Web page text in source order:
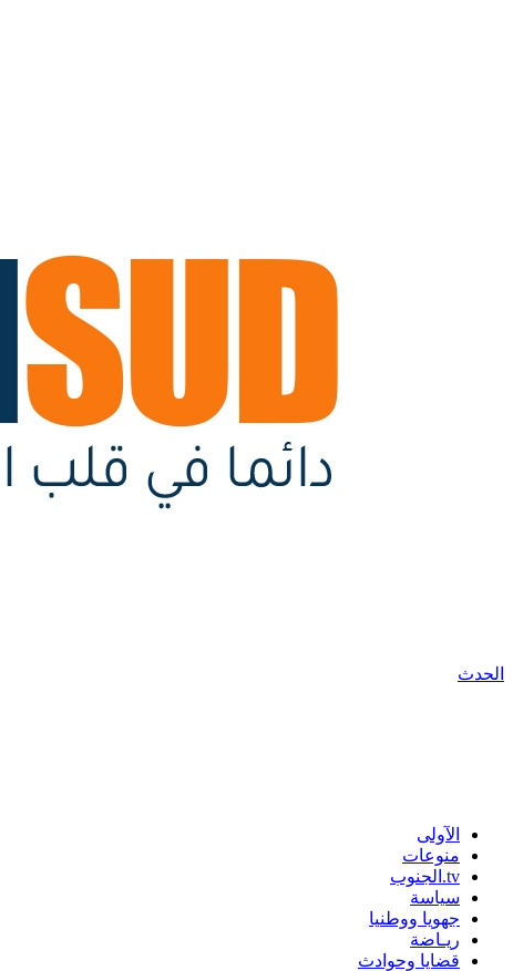
الحدث
الآولى
منوعات
tv.الجنوب
سياسة
جهويا ووطنيا
ريـاضة
قضايا وحوادث